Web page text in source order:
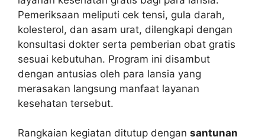
Pemeriksaan meliputi cek tensi, gula darah,
kolesterol, dan asam urat, dilengkapi dengan
konsultasi dokter serta pemberian obat gratis
sesuai kebutuhan. Program ini disambut
dengan antusias oleh para lansia yang
merasakan langsung manfaat layanan
kesehatan tersebut.
Rangkaian kegiatan ditutup dengan santunan